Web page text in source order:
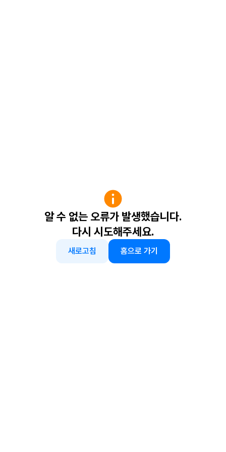
알 수 없는 오류가 발생했습니다.
다시 시도해주세요.
새로고침 홈으로 가기